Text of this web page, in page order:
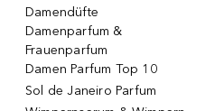
Damendüfte
Damenparfum &
Frauenparfum
Damen Parfum Top 10
Sol de Janeiro Parfum